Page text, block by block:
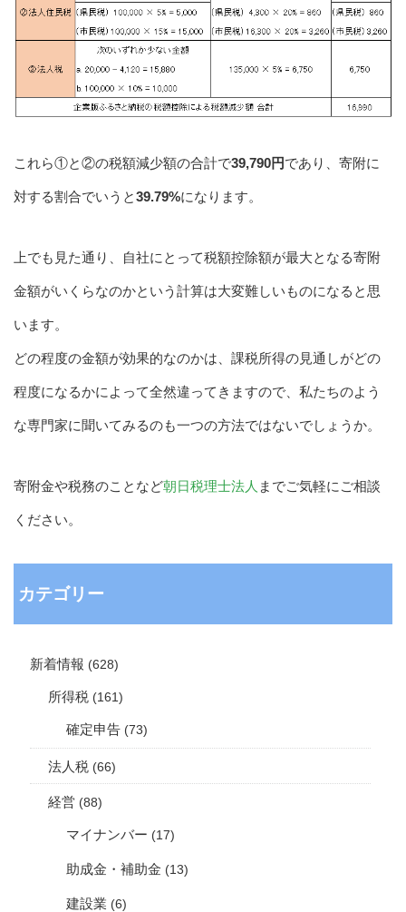
これら①と②の税額減少額の合計で39,790円であり、寄附に
対する割合でいうと39.79%になります。
上でも見た通り、自社にとって税額控除額が最大となる寄附
金額がいくらなのかという計算は大変難しいものになると思
います。
どの程度の金額が効果的なのかは、課税所得の見通しがどの
程度になるかによって全然違ってきますので、私たちのよう
な専門家に聞いてみるのも一つの方法ではないでしょうか。
寄附金や税務のことなど朝日税理士法人 までご気軽にご相談
ください。
カテゴリー
新着情報 (628)
所得税 (161)
確定申告 (73)
法人税 (66)
経営 (88)
マイナンバー (17)
助成金・補助金 (13)
建設業 (6)